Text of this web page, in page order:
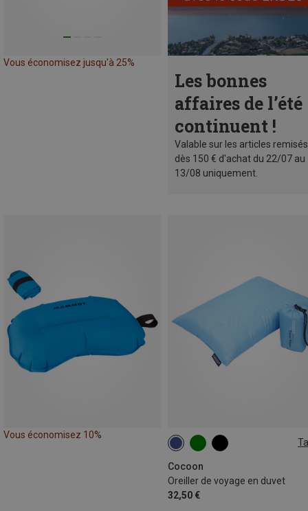
Vous économisez jusqu'à 25%
Les bonnes
affaires de l’été
continuent !
Valable sur les articles remisés
dès 150 € d'achat du 22/07 au
13/08 uniquement.
Vous économisez 10%
Cocoon
Oreiller de voyage en duvet
32,50 €
S